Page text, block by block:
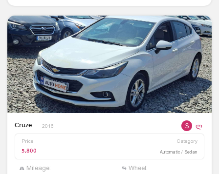
Cruze 2016 $ ლ
Price Category
5,800 Automatic / Sedan
Mileage:
Wheel: